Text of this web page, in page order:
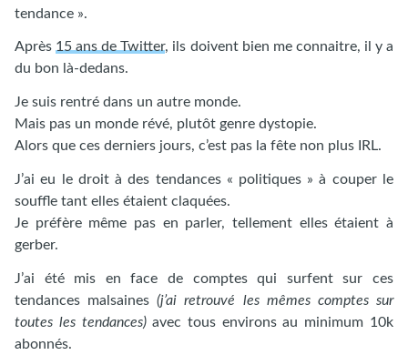
tendance ».
Après15 ans de Twitter, ils doivent bien me connaitre, il y a
du bon là-dedans.
Je suis rentré dans un autre monde.
Mais pas un monde révé, plutôt genre dystopie.
Alors que ces derniers jours, c’est pas la fête non plus IRL.
J’ai eu le droit à des tendances « politiques » à couper le
souffle tant elles étaient claquées.
Je préfère même pas en parler, tellement elles étaient à
gerber.
J’ai été mis en face de comptes qui surfent sur ces
tendances malsaines(j’ai retrouvé les mêmes comptes sur
toutes les tendances)avec tous environs au minimum 10k
abonnés.